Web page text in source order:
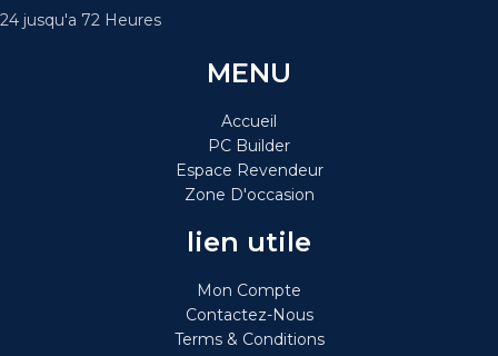
24 jusqu'a 72 Heures
MENU
Accueil
PC Builder
Espace Revendeur
Zone D'occasion
lien utile
Mon Compte
Contactez-Nous
Terms & Conditions